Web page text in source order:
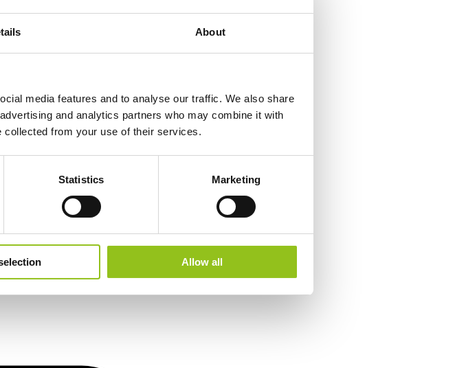
About
media features and to analyse our traffic. We also share
and analytics partners who may combine it with
collected from your use of their services.
Statistics Marketing
Allow all